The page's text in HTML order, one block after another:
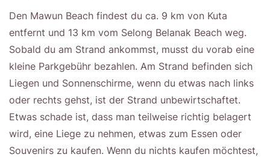
Den Mawun Beach findest du ca. 9 km von Kuta
entfernt und 13 km vom Selong Belanak Beach weg.
Sobald du am Strand ankommst, musst du vorab eine
kleine Parkgebühr bezahlen. Am Strand befinden sich
Liegen und Sonnenschirme, wenn du etwas nach links
oder rechts gehst, ist der Strand unbewirtschaftet.
Etwas schade ist, dass man teilweise richtig belagert
wird, eine Liege zu nehmen, etwas zum Essen oder
Souvenirs zu kaufen. Wenn du nichts kaufen möchtest,